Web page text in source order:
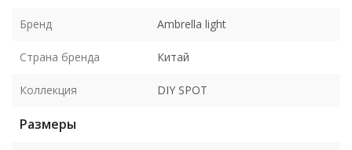
Бренд Ambrella light
Страна бренда Китай
Коллекция DIY SPOT
Размеры